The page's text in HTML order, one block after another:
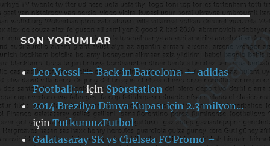
SON YORUMLAR
Leo Messi — Back in Barcelona — adidas
Football:…içinSporstation
2014 Brezilya Dünya Kupası için 2.3 milyon…
içinTutkumuzFutbol
Galatasaray SK vs Chelsea FC Promo –